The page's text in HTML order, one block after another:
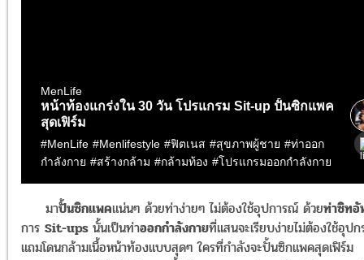
มาปั้นซิกแพคแน่นๆ ด้วยท่าง่ายๆ ไม่ต้องใช้อุปการณ์ ด้วยท่าซิท
การ Sit-ups นั้นเป็นท่าออกกำลังกายที่แสนจะเรียบง่ายไม่ต้องใช้อุป
แถมโดนกล้ามเนื้อหน้าท้องแบบสุดๆ ใครที่กำลังจะปั้นซิกแพคสุดเฟิร์ม